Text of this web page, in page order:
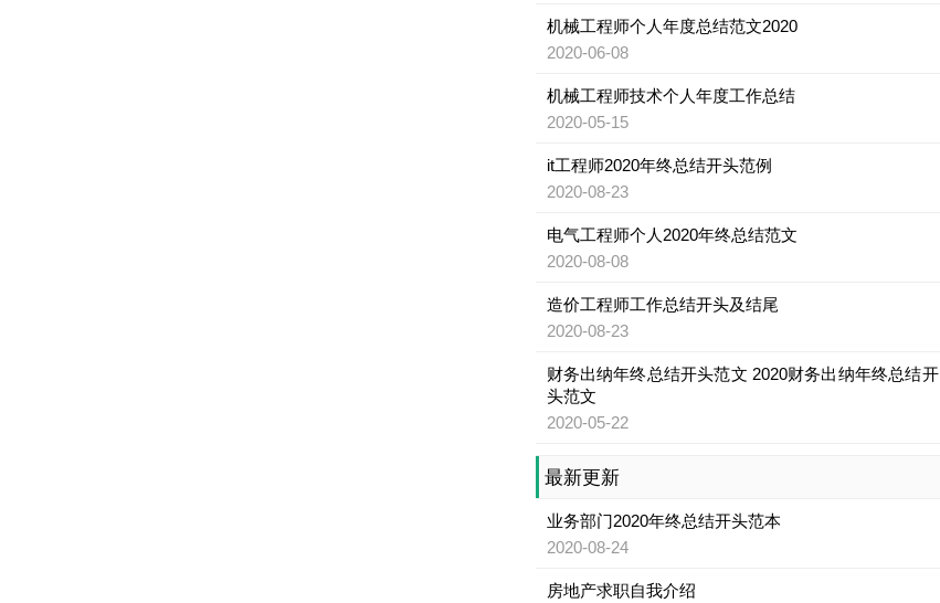
机械工程师个人年度总结范文2020
2020-06-08
机械工程师技术个人年度工作总结
2020-05-15
it工程师2020年终总结开头范例
2020-08-23
电气工程师个人2020年终总结范文
2020-08-08
造价工程师工作总结开头及结尾
2020-08-23
财务出纳年终总结开头范文 2020财务出纳年终总结开
头范文
2020-05-22
最新更新
业务部门2020年终总结开头范本
2020-08-24
房地产求职自我介绍